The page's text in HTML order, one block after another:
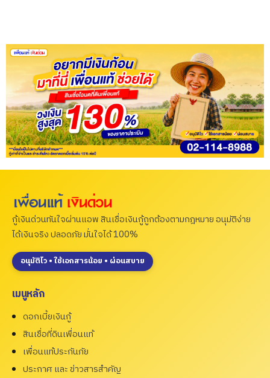
กู้เงินด่วนทันใจผ่านแอพ สินเชื่อเงินกู้ถูกต้องตามกฎหมาย อนุมัติง่าย
ได้เงินจริง ปลอดภัย มั่นใจได้ 100%
อนุมัติไว • ใช้เอกสารน้อย • ผ่อนสบาย
เมนูหลัก
ดอกเบี้ยเงินกู้
สินเชื่อที่ดินเพื่อนแท้
เพื่อนแท้ประกันภัย
ประกาศ และ ข่าวสารสำคัญ